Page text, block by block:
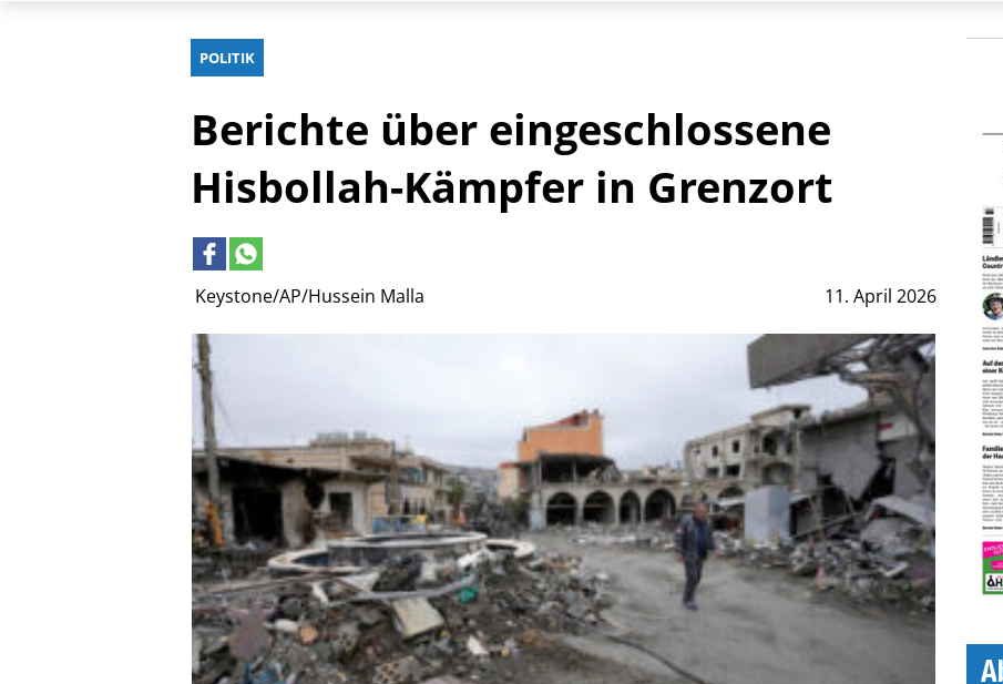
POLITIK
Keystone/AP/Hussein Malla 11. April 2026
Berichte über eingeschlossene
Hisbollah-Kämpfer in Grenzort